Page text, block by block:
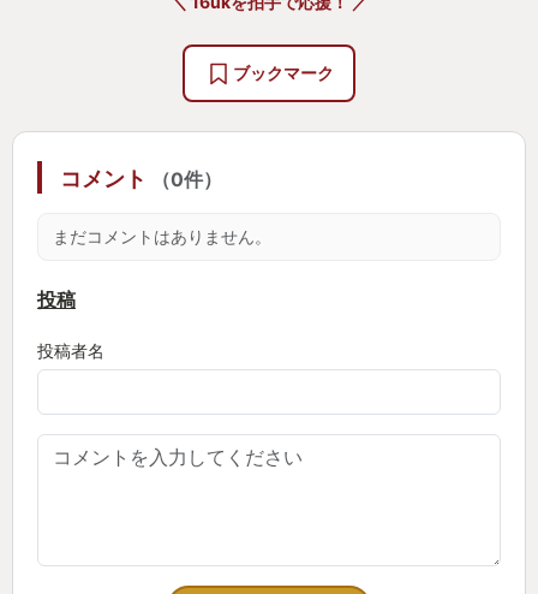
ブックマーク
コメント （0件）
まだコメントはありません。
投稿
投稿者名